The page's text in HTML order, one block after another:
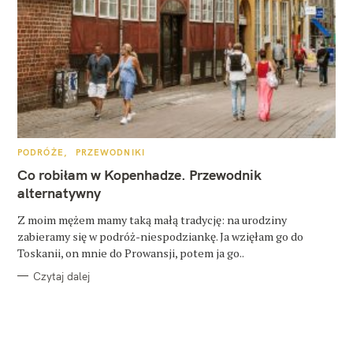
K
T
E
G
O
I
E
PODRÓŻE PRZEWODNIKI
Co robiłam w Kopenhadze. Przewodnik
alternatywny
Z moim mężem mamy taką małą tradycję: na urodziny
zabieramy się w podróż-niespodziankę. Ja wzięłam go do
Toskanii, on mnie do Prowansji, potem ja go..
Czytaj dalej